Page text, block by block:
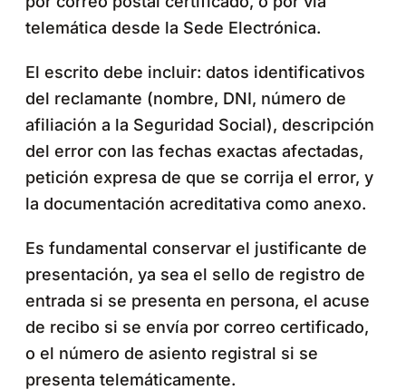
telemática desde la Sede Electrónica.
El escrito debe incluir: datos identificativos
del reclamante (nombre, DNI, número de
afiliación a la Seguridad Social), descripción
del error con las fechas exactas afectadas,
petición expresa de que se corrija el error, y
la documentación acreditativa como anexo.
Es fundamental conservar el justificante de
presentación, ya sea el sello de registro de
entrada si se presenta en persona, el acuse
de recibo si se envía por correo certificado,
o el número de asiento registral si se
presenta telemáticamente.